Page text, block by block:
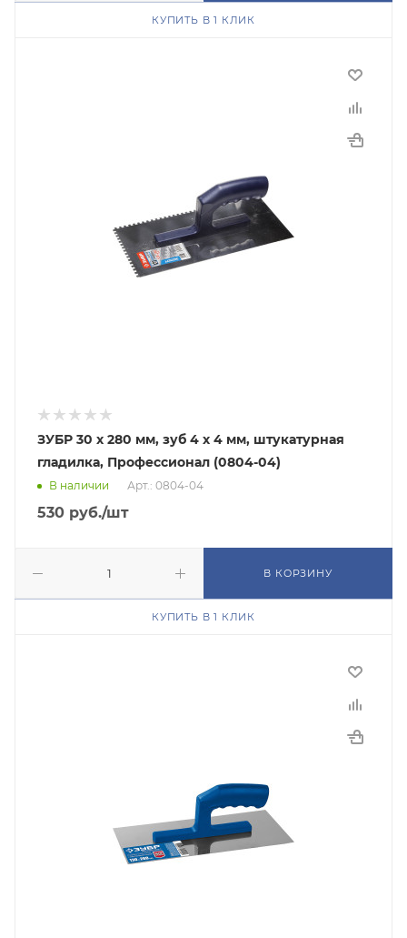
КУПИТЬ В 1 КЛИК
ЗУБР 30 х 280 мм, зуб 4 х 4 мм, штукатурная
гладилка, Профессионал (0804-04)
В наличии Арт.: 0804-04
530 руб./шт
В КОРЗИНУ
КУПИТЬ В 1 КЛИК